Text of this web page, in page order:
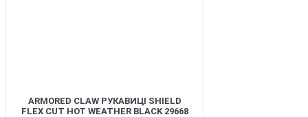
ARMORED CLAW РУКАВИЦІ SHIELD
FLEX CUT HOT WEATHER BLACK 29668